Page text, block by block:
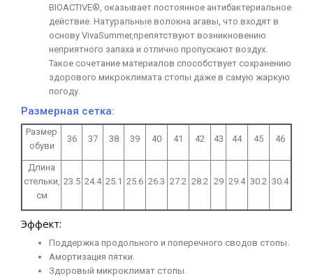
BIOACTIVE®, оказывает постоянное антибактериальное
действие. Натуральные волокна агавы, что входят в
основу VivaSummer,препятствуют возникновению
неприятного запаха и отлично пропускают воздух.
Такое сочетание материалов способствует сохранению
здорового микроклимата стопы даже в самую жаркую
погоду.
Размерная сетка:
Размер
обуви
36 37 38 39 40 41 42 43 44 45 46
Длина
стельки,
см
23.5 24.4 25.1 25.6 26.3 27.2 28.2 29 29.4 30.2 30.4
Эффект:
Поддержка продольного и поперечного сводов стопы.
Амортизация пятки.
Здоровый микроклимат стопы.